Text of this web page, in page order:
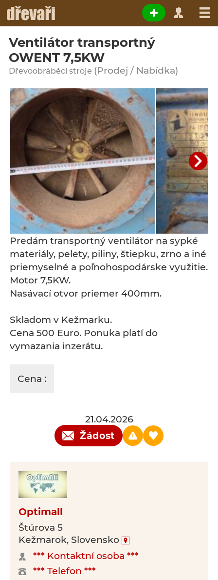
Ventilátor transportný
OWENT 7,5KW
Dřevoobráběcí stroje (Prodej / Nabídka)
Predám transportný ventilátor na sypké
materiály, pelety, piliny, štiepku, zrno a iné
priemyselné a poľnohospodárske využitie.
Motor 7,5KW.
Nasávací otvor priemer 400mm.
Skladom v Kežmarku.
Cena 500 Euro. Ponuka platí do
vymazania inzerátu.
Cena :
21.04.2026
Žádost
Optimall
Štúrova 5
Kežmarok, Slovensko
*** Kontaktní osoba ***
*** Telefon ***